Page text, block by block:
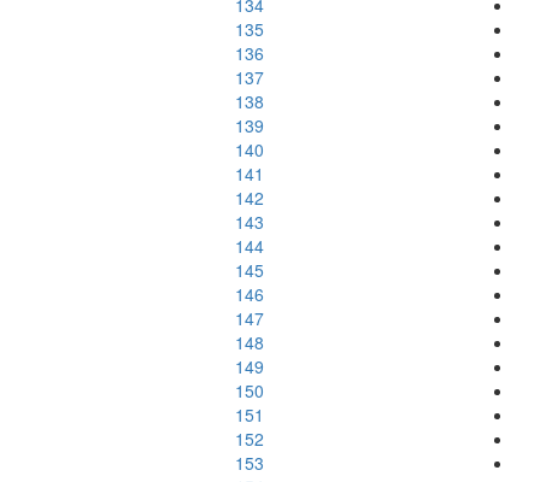
134
135
136
137
138
139
140
141
142
143
144
145
146
147
148
149
150
151
152
153